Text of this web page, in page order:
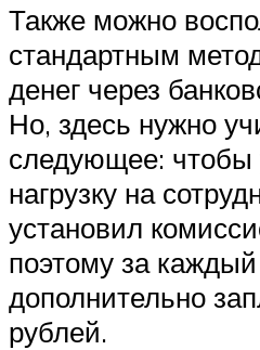
Также можно
стандартным
денег через
Но, здесь нужно
следующее:
нагрузку на
установил
поэтому за
дополнительно
рублей.